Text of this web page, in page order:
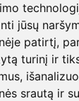
jūsų
patirtį,
turinį ir
srautą ir